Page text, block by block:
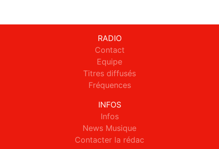
RADIO
Contact
Equipe
Titres diffusés
Fréquences
INFOS
Infos
News Musique
Contacter la rédac